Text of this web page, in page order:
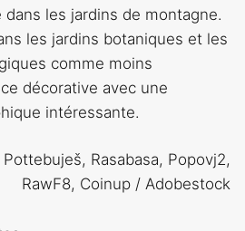
les jardins de montagne.
les jardins botaniques et les
comme moins
décorative avec une
intéressante.
Rasabasa, Popovj2,
RawF8, Coinup / Adobestock